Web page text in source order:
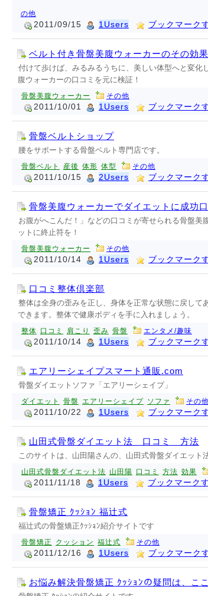
の他
2011/09/15 1Users ブックマーク
ベルト付き骨盤美腹ウォーカーのその効果
付けて歩けば、みるみるうちに、美しい体型へと変
腹ウォーカーの口コミを元に検証！
骨盤美腹ウォーカー その他
2011/10/01 1Users ブックマーク
骨盤ベルトショップ
腰をサポートする骨盤ベルト専門店です。
骨盤ベルト 産後 体形 体型 その他
2011/10/15 2Users ブックマーク
骨盤美腹ウォーカーでダイエットに成功口
お腹がへこんだ！」などの口コミが寄せられる骨盤
ットに終止符を！
骨盤美腹ウォーカー その他
2011/10/14 1Users ブックマーク
口コミ整体倶楽部
整体は全身の歪みを正し、身体を正常な状態に戻し
できます。整体で健康ボディを手に入れましょう。
整体 口コミ 肩こり 歪み 骨盤 エンタメ/趣味
2011/10/14 1Users ブックマーク
エアリーシェイプスマート通販.com
骨盤ダイエットソファ「エアリーシェイプ」
ダイエット 骨盤 エアリーシェイプ ソファ その他
2011/10/22 1Users ブックマーク
山田式骨盤ダイエット法 口コミ 方法
このサイトは、山田陽さんの、山田式骨盤ダイエッ
山田式骨盤ダイエット法 山田陽 口コミ 方法 効果
2011/11/18 1Users ブックマーク
骨盤矯正 ｸｯｼｮﾝ 福辻式
福辻式の骨盤矯正ｸｯｼｮﾝ紹介サイトです
骨盤矯正 クッション 福辻式 その他
2011/12/16 1Users ブックマーク
お悩み解決骨盤矯正 ｸｯｼｮﾝの疑問は、こ